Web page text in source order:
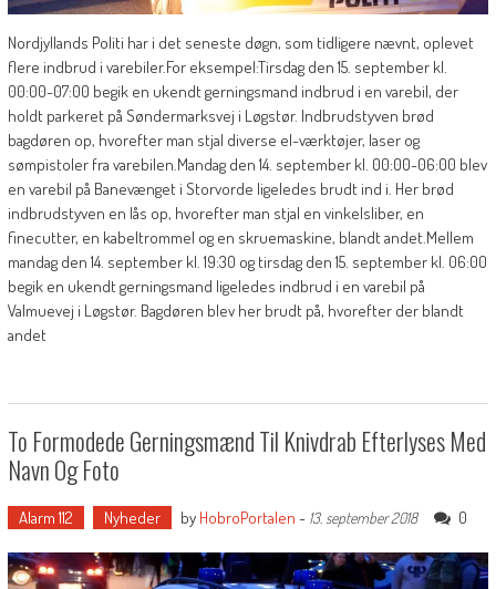
Nordjyllands Politi har i det seneste døgn, som tidligere nævnt, oplevet
flere indbrud i varebiler.For eksempel:Tirsdag den 15. september kl.
00:00-07:00 begik en ukendt gerningsmand indbrud i en varebil, der
holdt parkeret på Søndermarksvej i Løgstør. Indbrudstyven brød
bagdøren op, hvorefter man stjal diverse el-værktøjer, laser og
sømpistoler fra varebilen.Mandag den 14. september kl. 00:00-06:00 blev
en varebil på Banevænget i Storvorde ligeledes brudt ind i. Her brød
indbrudstyven en lås op, hvorefter man stjal en vinkelsliber, en
finecutter, en kabeltrommel og en skruemaskine, blandt andet.Mellem
mandag den 14. september kl. 19:30 og tirsdag den 15. september kl. 06:00
begik en ukendt gerningsmand ligeledes indbrud i en varebil på
Valmuevej i Løgstør. Bagdøren blev her brudt på, hvorefter der blandt
andet
To Formodede Gerningsmænd Til Knivdrab Efterlyses Med
Navn Og Foto
Alarm 112 Nyheder by HobroPortalen - 13. september 2018 0